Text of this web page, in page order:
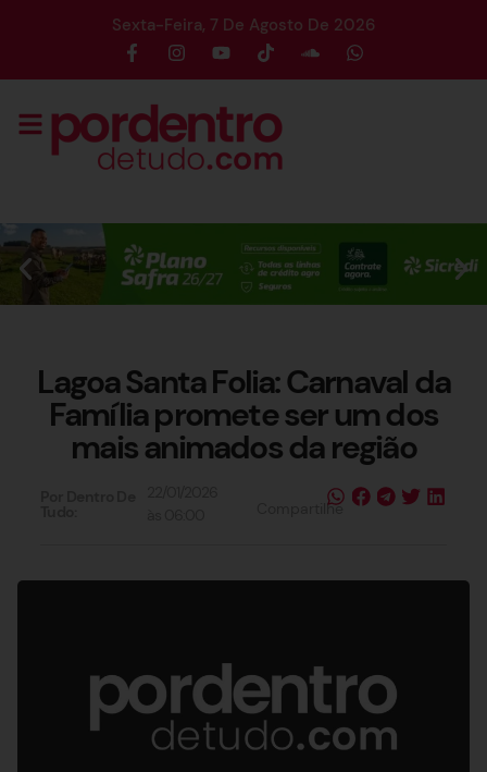
Sexta-Feira, 7 De Agosto De 2026
Lagoa Santa Folia: Carnaval da
Família promete ser um dos
mais animados da região
Compartilhe